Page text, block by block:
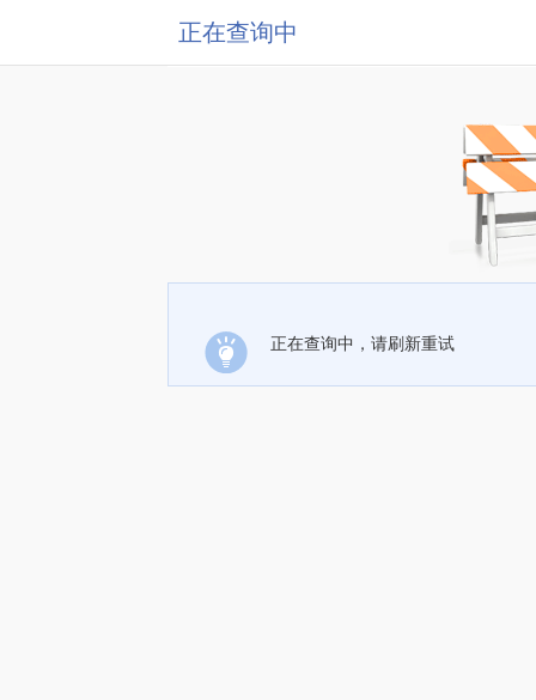
正在查询中
正在查询中，请刷新重试